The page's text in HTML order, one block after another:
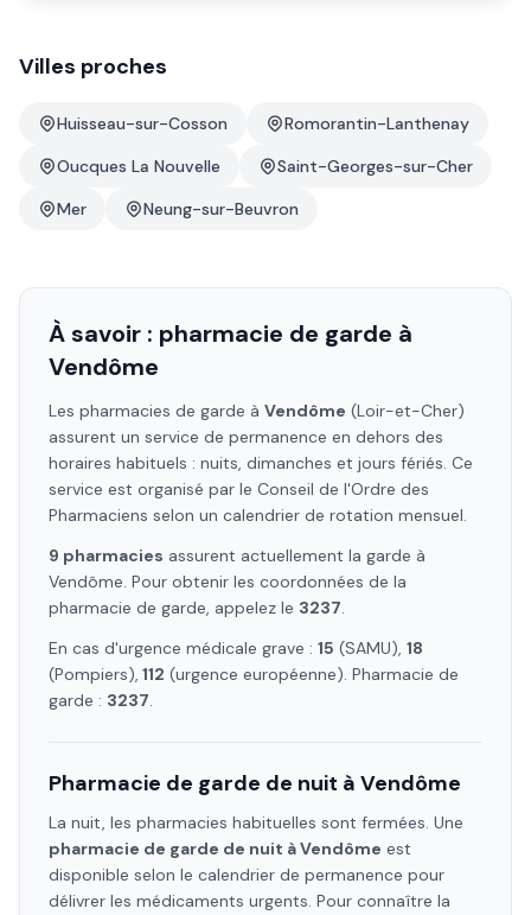
Villes proches
Huisseau-sur-Cosson
Romorantin-Lanthenay
Oucques La Nouvelle
Saint-Georges-sur-Cher
Mer
Neung-sur-Beuvron
À savoir : pharmacie de garde à
Vendôme
Les pharmacies de garde à Vendôme (Loir-et-Cher)
assurent un service de permanence en dehors des
horaires habituels : nuits, dimanches et jours fériés. Ce
service est organisé par le Conseil de l'Ordre des
Pharmaciens selon un calendrier de rotation mensuel.
9 pharmacies assurent actuellement la garde à
Vendôme. Pour obtenir les coordonnées de la
pharmacie de garde, appelez le 3237.
En cas d'urgence médicale grave : 15 (SAMU), 18
(Pompiers), 112 (urgence européenne). Pharmacie de
garde : 3237.
Pharmacie de garde de nuit à Vendôme
La nuit, les pharmacies habituelles sont fermées. Une
pharmacie de garde de nuit àVendôme est
disponible selon le calendrier de permanence pour
délivrer les médicaments urgents. Pour connaître la